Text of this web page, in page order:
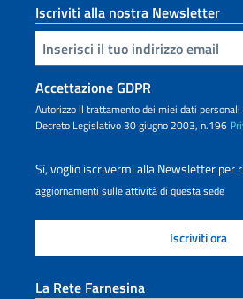
Iscriviti alla nostra Newsletter
Inserisci la tua email
Accettazione GDPR
Autorizzo il trattamento dei miei dati personali
Decreto Legislativo 30 giugno 2003, n.196
Sì, voglio iscrivermi alla Newsletter per
aggiornamenti sulle attività di questa sede
La Rete Farnesina